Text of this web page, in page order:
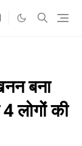
बना
लोगों की